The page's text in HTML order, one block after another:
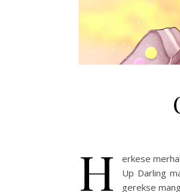
H
erkese
Up Darling
gerekse